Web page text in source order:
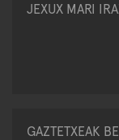
JEXUX MARI
GAZTETXEAK